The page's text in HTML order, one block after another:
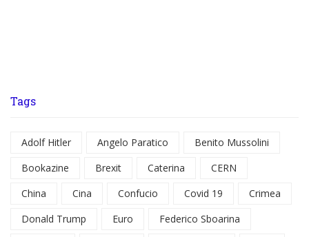
Tags
Adolf Hitler Angelo Paratico
Benito Mussolini
Bookazine
Brexit Caterina
CERN
China
Cina Confucio Covid 19
Crimea
Donald Trump
Euro
Federico Sboarina